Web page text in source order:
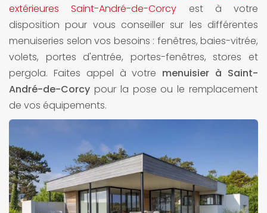
extérieures Saint-André-de-Corcy est à votre
disposition pour vous conseiller sur les différentes
menuiseries selon vos besoins : fenêtres, baies-vitrée,
volets, portes d'entrée, portes-fenêtres, stores et
pergola. Faites appel à votre menuisier à Saint-
André-de-Corcy pour la pose ou le remplacement
de vos équipements.